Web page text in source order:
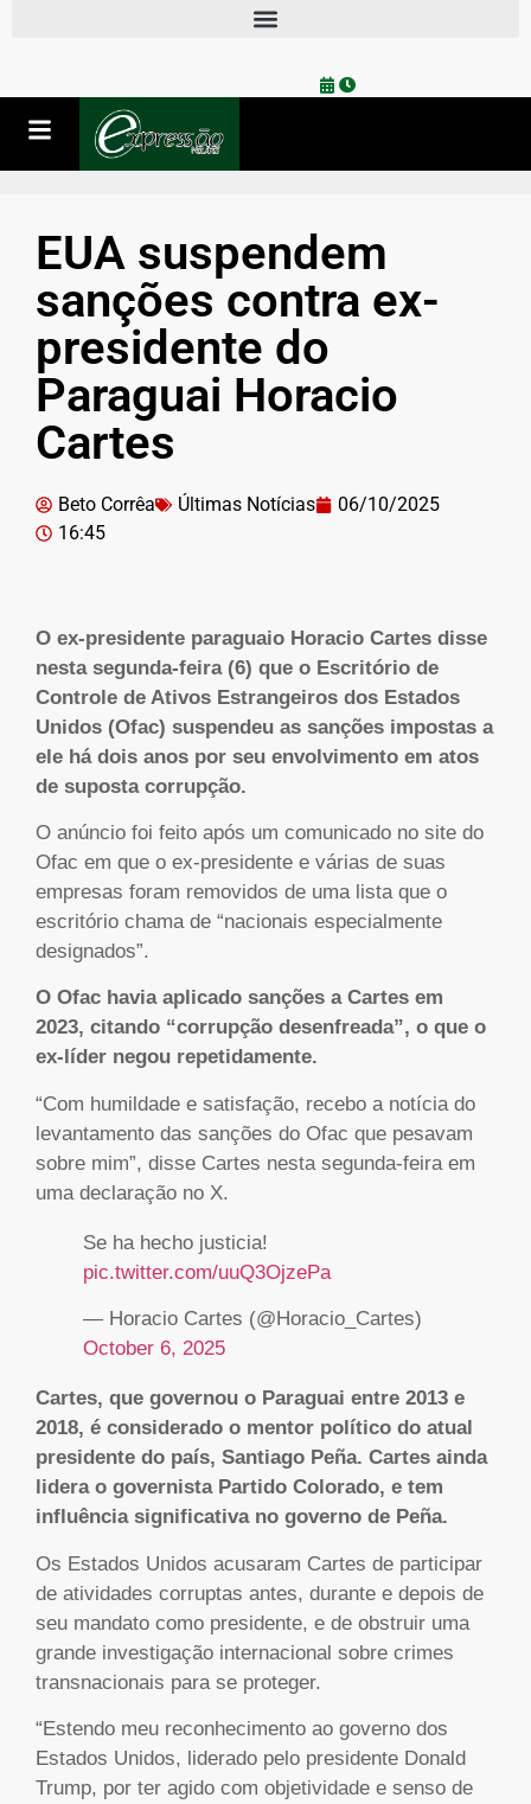
EUA suspendem
sanções contra ex-
presidente do
Paraguai Horacio
Cartes
Beto Corrêa Últimas Notícias
06/10/2025
16:45
O ex-presidente paraguaio Horacio Cartes disse
nesta segunda-feira (6) que o Escritório de
Controle de Ativos Estrangeiros dos Estados
Unidos (Ofac) suspendeu as sanções impostas a
ele há dois anos por seu envolvimento em atos
de suposta corrupção.
O anúncio foi feito após um comunicado no site do
Ofac em que o ex-presidente e várias de suas
empresas foram removidos de uma lista que o
escritório chama de “nacionais especialmente
designados”.
O Ofac havia aplicado sanções a Cartes em
2023, citando “corrupção desenfreada”, o que o
ex-líder negou repetidamente.
“Com humildade e satisfação, recebo a notícia do
levantamento das sanções do Ofac que pesavam
sobre mim”, disse Cartes nesta segunda-feira em
uma declaração no X.
Se ha hecho justicia!
pic.twitter.com/uuQ3OjzePa
— Horacio Cartes (@Horacio_Cartes)
October 6, 2025
Cartes, que governou o Paraguai entre 2013 e
2018, é considerado o mentor político do atual
presidente do país, Santiago Peña. Cartes ainda
lidera o governista Partido Colorado, e tem
influência significativa no governo de Peña.
Os Estados Unidos acusaram Cartes de participar
de atividades corruptas antes, durante e depois de
seu mandato como presidente, e de obstruir uma
grande investigação internacional sobre crimes
transnacionais para se proteger.
“Estendo meu reconhecimento ao governo dos
Estados Unidos, liderado pelo presidente Donald
Trump, por ter agido com objetividade e senso de